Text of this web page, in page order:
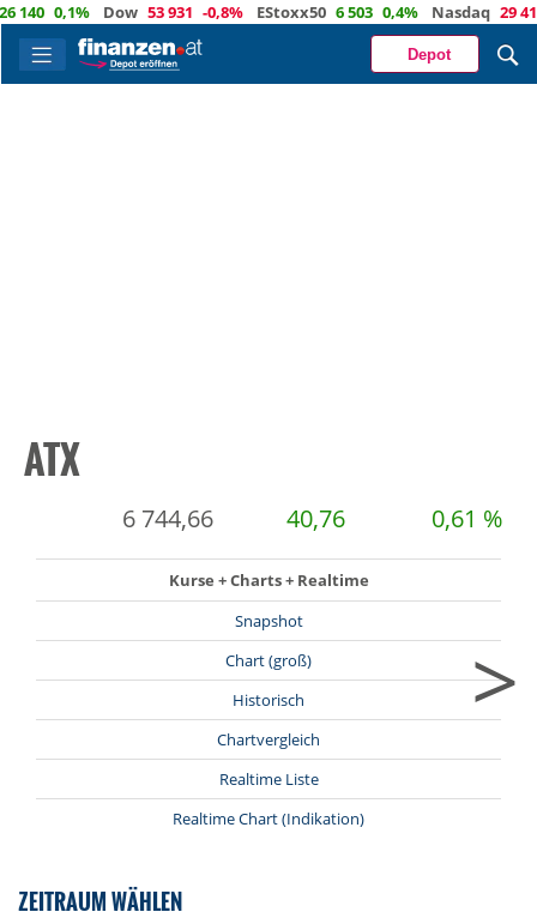
0,1% Dow 53 931 -0,8% EStoxx50 6 503 0,4% Nasdaq 29 411
Depot
ATX
6 744,66 40,76 0,61 %
Kurse + Charts + Realtime
Snapshot
Chart (groß)
Historisch
Chartvergleich
Realtime Liste
Realtime Chart (Indikation)
>
ZEITRAUM WÄHLEN